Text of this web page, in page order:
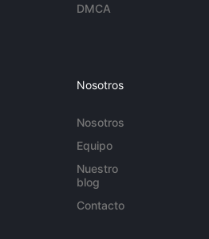
DMCA
Nosotros
Nosotros
Equipo
Nuestro
blog
Contacto